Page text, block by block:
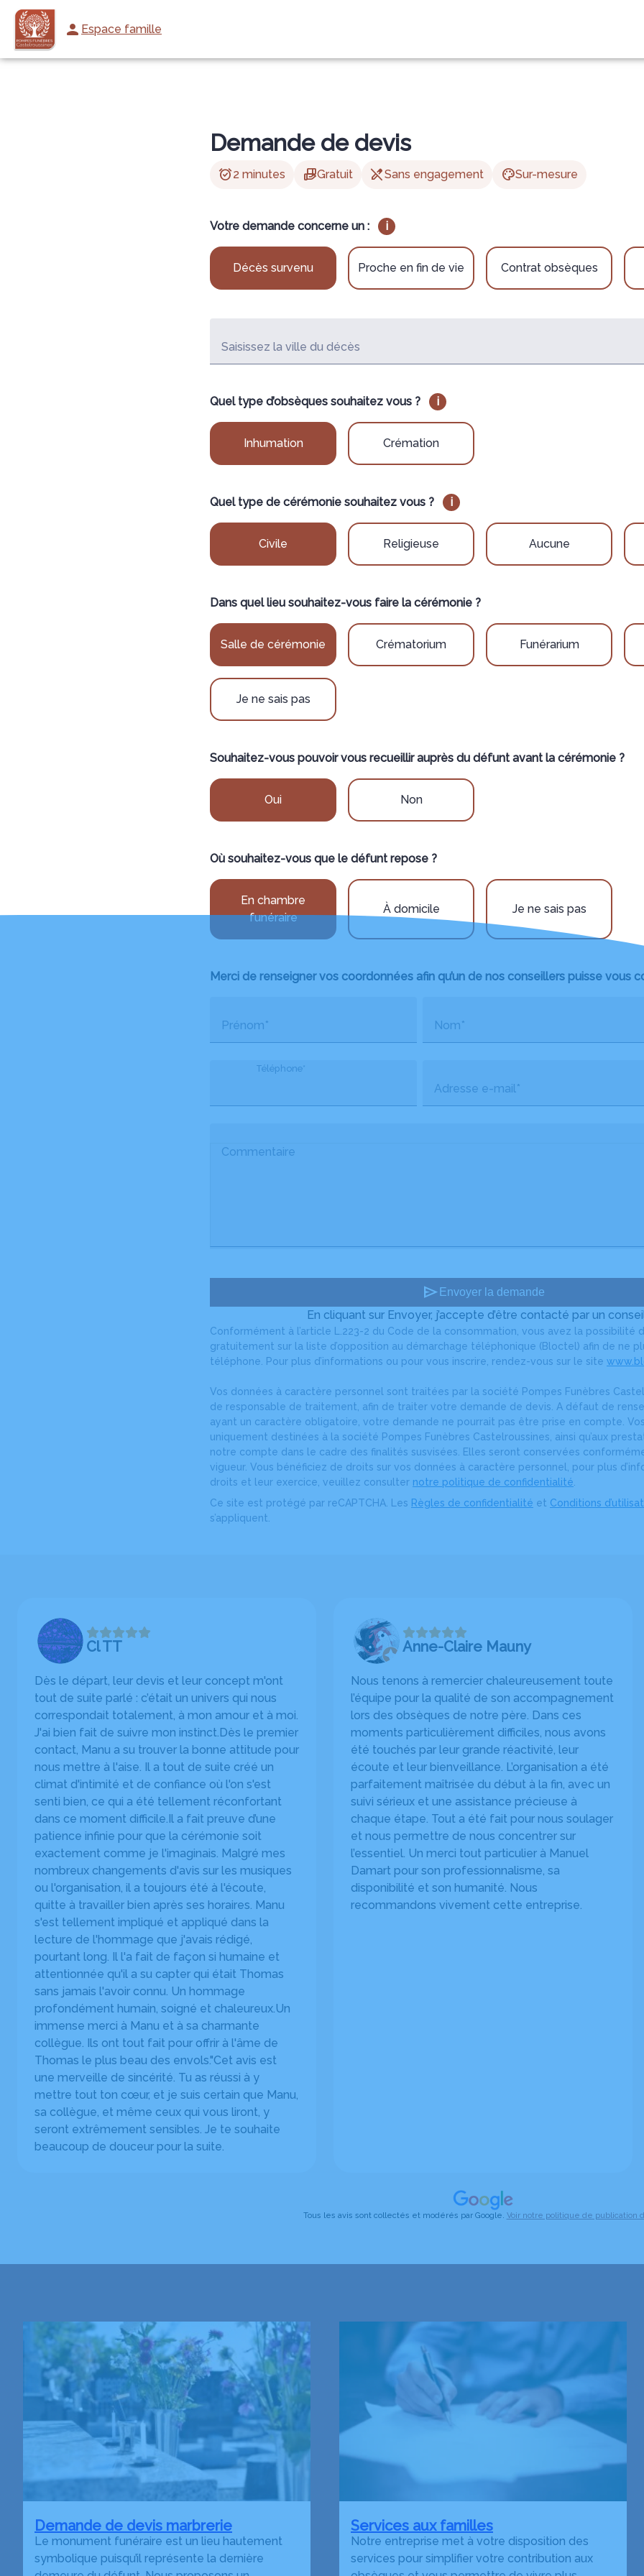
Aller
contenu
Espace famille
NOS SERVICES ARTICLES FUNÉRAIRES
Demande de devis
alarm_on2 minutes hand_packageGratuit edit_offSans engagement paletteSur-mesure
Votre demande concerne un : i
Décès survenu Proche en fin de vie Contrat obsèques
Saisissez la ville du décès
Quel type d’obsèques souhaitez vous ? i
Inhumation Crémation
Quel type de cérémonie souhaitez vous ? i
Civile Religieuse Aucune
Dans quel lieu souhaitez-vous faire la cérémonie ?
Salle de cérémonie Crématorium Funérarium
Je ne sais pas
Souhaitez-vous pouvoir vous recueillir auprès du défunt avant la cérémonie ?
Oui Non
Où souhaitez-vous que le défunt repose ?
En chambre
funéraire
À domicile Je ne sais pas
Merci de renseigner vos coordonnées afin qu’un de nos conseillers puisse vous
Prénom* Nom*
Téléphone*
Adresse e-mail*
Commentaire
send Envoyer la demande
En cliquant sur Envoyer, j’accepte d’être contacté par un
Conformément à l’article L.223-2 du Code de la consommation, vous avez la possibilité
gratuitement sur la liste d’opposition au démarchage téléphonique (Bloctel) afin de ne
téléphone. Pour plus d’informations ou pour vous inscrire, rendez-vous sur le site
Vos données à caractère personnel sont traitées par la société Pompes Funèbres
de responsable de traitement, afin de traiter votre demande de devis. A défaut de
ayant un caractère obligatoire, votre demande ne pourrait pas être prise en compte.
uniquement destinées à la société Pompes Funèbres Castelroussines, ainsi qu’aux
notre compte dans le cadre des finalités susvisées. Elles seront conservées
vigueur. Vous bénéficiez de droits sur vos données à caractère personnel, pour plus
droits et leur exercice, veuillez consulter notre politique de confidentialité
Ce site est protégé par reCAPTCHA. Les Règles de confidentialité et Conditions
s’appliquent.
Cl TT
Dès le départ, leur devis et leur concept m'ont
tout de suite parlé : c’était un univers qui nous
correspondait totalement, à mon amour et à moi.
J'ai bien fait de suivre mon instinct. ​Dès le premier
contact, Manu a su trouver la bonne attitude pour
nous mettre à l'aise. Il a tout de suite créé un
climat d'intimité et de confiance où l'on s'est
senti bien, ce qui a été tellement réconfortant
dans ce moment difficile. ​Il a fait preuve d’une
patience infinie pour que la cérémonie soit
exactement comme je l'imaginais. Malgré mes
nombreux changements d'avis sur les musiques
ou l'organisation, il a toujours été à l'écoute,
quitte à travailler bien après ses horaires. Manu
s'est tellement impliqué et appliqué dans la
lecture de l'hommage que j'avais rédigé,
pourtant long. Il l'a fait de façon si humaine et
attentionnée qu'il a su capter qui était Thomas
sans jamais l'avoir connu. Un hommage
profondément humain, soigné et chaleureux. ​Un
immense merci à Manu et à sa charmante
collègue. Ils ont tout fait pour offrir à l'âme de
Thomas le plus beau des envols." ​Cet avis est
une merveille de sincérité. Tu as réussi à y
mettre tout ton cœur, et je suis certain que Manu,
sa collègue, et même ceux qui vous liront, y
seront extrêmement sensibles. Je te souhaite
beaucoup de douceur pour la suite.
Anne-Claire Mauny
Nous tenons à remercier chaleureusement toute
l’équipe pour la qualité de son accompagnement
lors des obsèques de notre père. Dans ces
moments particulièrement difficiles, nous avons
été touchés par leur grande réactivité, leur
écoute et leur bienveillance. L’organisation a été
parfaitement maîtrisée du début à la fin, avec un
suivi sérieux et une assistance précieuse à
chaque étape. Tout a été fait pour nous soulager
et nous permettre de nous concentrer sur
l’essentiel. Un merci tout particulier à Manuel
Damart pour son professionnalisme, sa
disponibilité et son humanité. Nous
recommandons vivement cette entreprise.
Tous les avis sont collectés et modérés par Google. Voir notre politique de publication
Demande de devis marbrerie
Le monument funéraire est un lieu hautement
symbolique puisqu’il représente la dernière
Services aux familles
Notre entreprise met à votre disposition des
services pour simplifier votre contribution aux